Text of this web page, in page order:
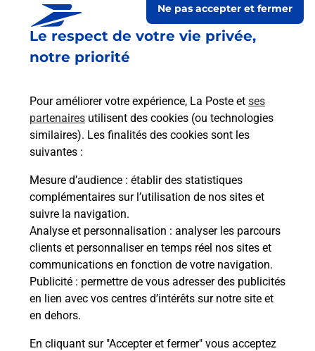
Le respect de votre vie privée,
notre priorité
Pour améliorer votre expérience, La Poste et ses
partenaires utilisent des cookies (ou technologies
similaires). Les finalités des cookies sont les
suivantes :
Mesure d’audience : établir des statistiques
complémentaires sur l’utilisation de nos sites et
suivre la navigation.
Analyse et personnalisation : analyser les parcours
clients et personnaliser en temps réel nos sites et
communications en fonction de votre navigation.
Publicité : permettre de vous adresser des publicités
en lien avec vos centres d’intérêts sur notre site et
en dehors.
En cliquant sur "Accepter et fermer" vous acceptez
Ne pas accepter et fermer
Boîte aux lettres La Poste
3 Place Du Marche
52250 Aprey
Le lien s'ouvre dans un nouvel onglet
Boîte aux lettres La Poste
Collecte du courrier aujourd'hui à 09h00
13 Grande Rue
52250 Aprey
Le lien s'ouvre dans un nouvel onglet